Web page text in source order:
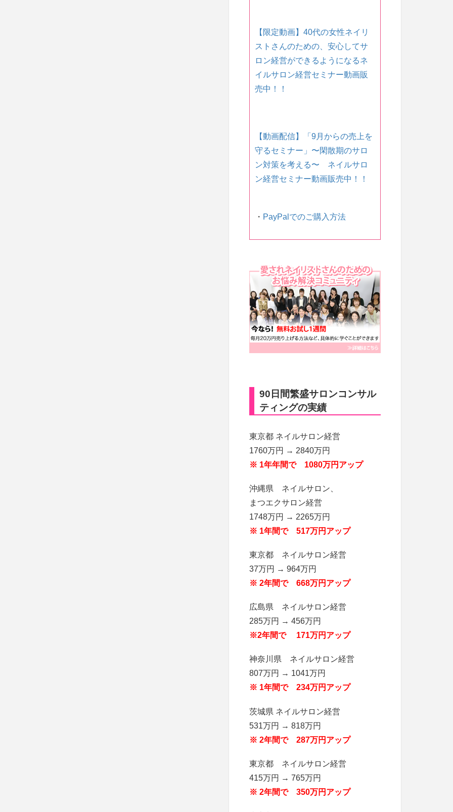
【限定動画】40代の女性ネイリ
ストさんのための、安心してサ
ロン経営ができるようになるネ
イルサロン経営セミナー動画販
売中！！
【動画配信】「9月からの売上を
守るセミナー」〜 閑散期のサロ
ン対策を考える〜 ネイルサロ
ン経営セミナー動画販売中！！
・ PayPalでのご購入方法
90日間繁盛サロンコンサル
ティングの実績
東京都 ネイルサロン経営
1760万円 → 2840万円
※ 1年年間で 1080万円アップ
沖縄県 ネイルサロン、
まつエクサロン経営
1748万円 → 2265万円
※ 1年間で 517万円アップ
東京都 ネイルサロン経営
37万円 → 964万円
※ 2年間で 668万円アップ
広島県 ネイルサロン経営
285万円 → 456万円
※2年間で 171万円アップ
神奈川県 ネイルサロン経営
807万円 → 1041万円
※ 1年間で 234万円アップ
茨城県 ネイルサロン経営
531万円 → 818万円
※ 2年間で 287万円アップ
東京都 ネイルサロン経営
415万円 → 765万円
※ 2年間で 350万円アップ